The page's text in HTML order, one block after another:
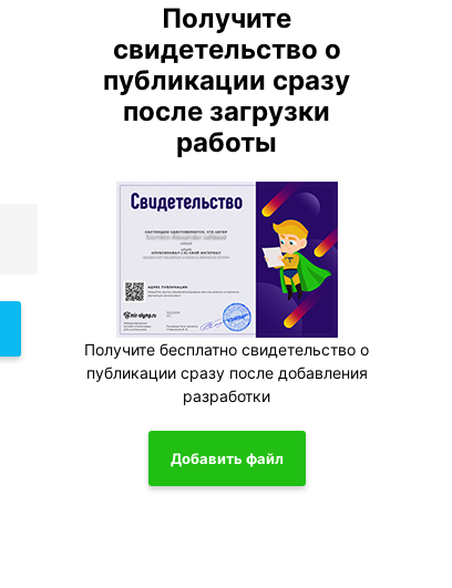
Получите
свидетельство о
публикации сразу
после загрузки
работы
Получите бесплатно свидетельство о
публикации сразу после добавления
разработки
Добавить файл